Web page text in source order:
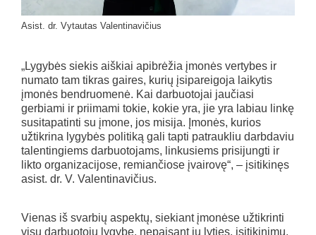
Asist. dr. Vytautas Valentinavičius
„Lygybės siekis aiškiai apibrėžia įmonės vertybes ir
numato tam tikras gaires, kurių įsipareigoja laikytis
įmonės bendruomenė. Kai darbuotojai jaučiasi
gerbiami ir priimami tokie, kokie yra, jie yra labiau linkę
susitapatinti su įmone, jos misija. Įmonės, kurios
užtikrina lygybės politiką gali tapti patraukliu darbdaviu
talentingiems darbuotojams, linkusiems prisijungti ir
likto organizacijose, remiančiose įvairovę“, – įsitikinęs
asist. dr. V. Valentinavičius.
Vienas iš svarbių aspektų, siekiant įmonėse užtikrinti
visų darbuotojų lygybę, nepaisant jų lyties, įsitikinimų,